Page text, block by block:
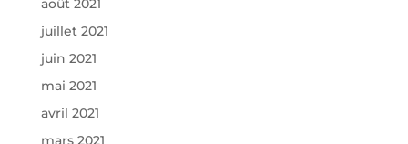
août 2021
juillet 2021
juin 2021
mai 2021
avril 2021
mars 2021